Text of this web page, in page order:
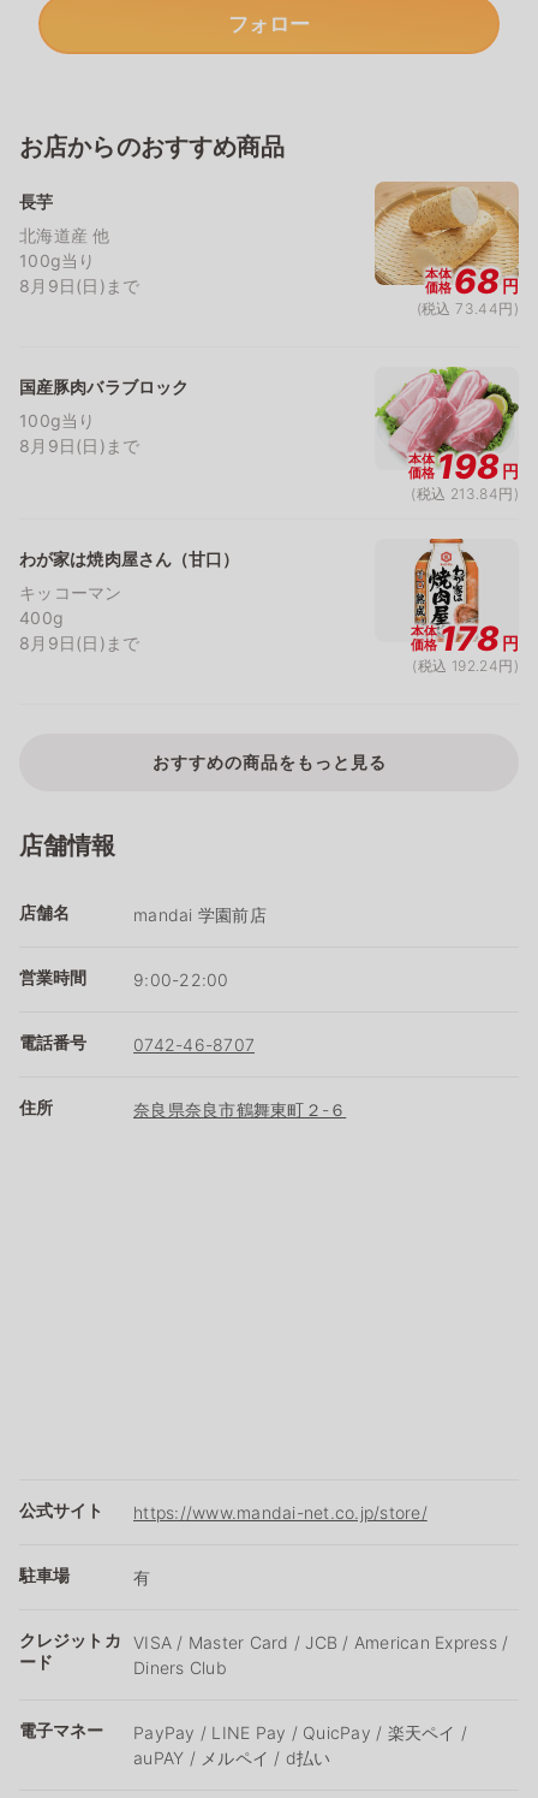
フォロー
お店からのおすすめ商品
長芋
北海道産 他
100g当り
8月9日(日)まで
本体
価格68円
(税込 73.44円)
国産豚肉バラブロック
100g当り
8月9日(日)まで
本体
価格198円
(税込 213.84円)
わが家は焼肉屋さん（甘口）
キッコーマン
400g
8月9日(日)まで
本体
価格178円
(税込 192.24円)
おすすめの商品をもっと見る
店舗情報
店舗名 mandai 学園前店
営業時間 9:00-22:00
電話番号 0742-46-8707
住所 奈良県奈良市鶴舞東町２-６
公式サイト https://www.mandai-net.co.jp/store/
駐車場 有
クレジットカ
ード
VISA / Master Card / JCB / American Express /
Diners Club
電子マネー
PayPay / LINE Pay / QuicPay / 楽天ペイ /
auPAY / メルペイ / d払い